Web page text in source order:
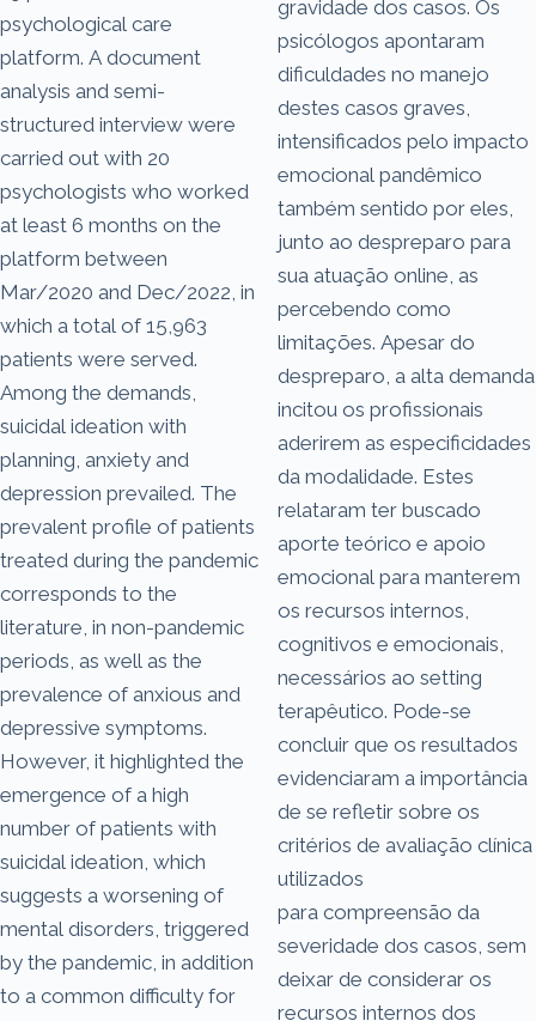
psychological care
platform. A document
analysis and semi-
structured interview were
carried out with 20
psychologists who worked
at least 6 months on the
platform between
Mar/2020 and Dec/2022, in
which a total of 15,963
patients were served.
Among the demands,
suicidal ideation with
planning, anxiety and
depression prevailed. The
prevalent profile of patients
treated during the pandemic
corresponds to the
literature, in non-pandemic
periods, as well as the
prevalence of anxious and
depressive symptoms.
However, it highlighted the
emergence of a high
number of patients with
suicidal ideation, which
suggests a worsening of
mental disorders, triggered
by the pandemic, in addition
to a common difficulty for
gravidade dos casos. Os
psicólogos apontaram
dificuldades no manejo
destes casos graves,
intensificados pelo impacto
emocional pandêmico
também sentido por eles,
junto ao despreparo para
sua atuação online, as
percebendo como
limitações. Apesar do
despreparo, a alta demanda
incitou os profissionais
aderirem as especificidades
da modalidade. Estes
relataram ter buscado
aporte teórico e apoio
emocional para manterem
os recursos internos,
cognitivos e emocionais,
necessários ao setting
terapêutico. Pode-se
concluir que os resultados
evidenciaram a importância
de se refletir sobre os
critérios de avaliação clínica
utilizados
para compreensão da
severidade dos casos, sem
deixar de considerar os
recursos internos dos